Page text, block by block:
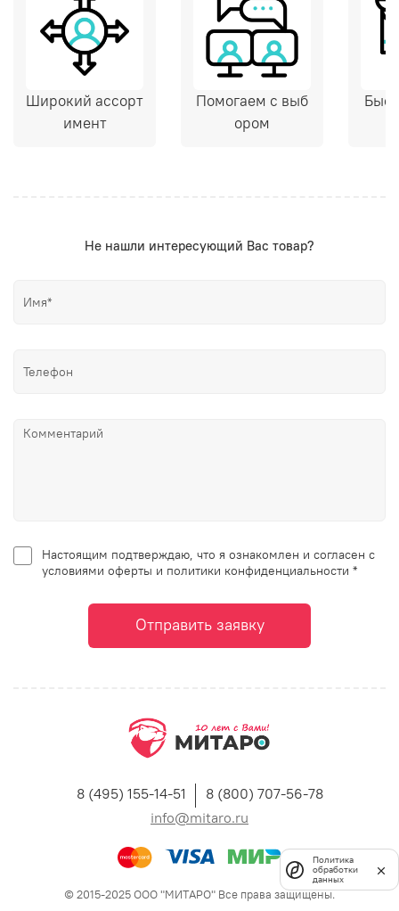
Широкий ассорт
имент
Помогаем с выб
ором
Не нашли интересующий Вас товар?
Настоящим подтверждаю, что я ознакомлен и согласен с
условиями оферты и политики конфиденциальности *
Отправить заявку
8 (495) 155-14-51
8 (800) 707-56-78
info@mitaro.ru
© 2015-2025 ООО "МИТАРО" Все права защищены.
Политика
обработки
данных